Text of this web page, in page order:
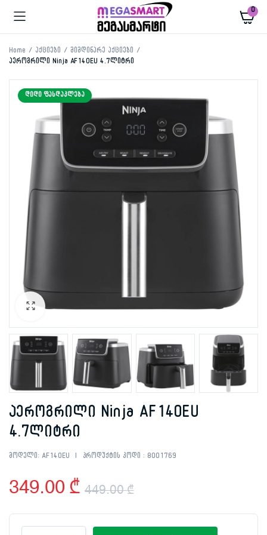
0
Home აქციები
მიმდინარე აქციები
აეროგრილი Ninja AF140EU 4.7ლიტრი
ᲓᲘᲓᲘ ᲤᲐᲡᲓᲐᲙᲚᲔᲑᲐ
აეროგრილი Ninja AF140EU
4.7ლიტრი
მოდელი: AF140EU პროდუქტის კოდი : 8001769
449.00₾
Original
349.00 ₾
Current